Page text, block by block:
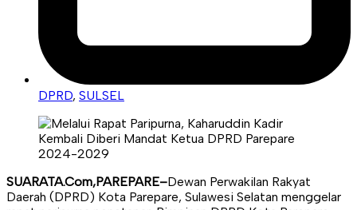
DPRD, SULSEL
SUARATA.Com,PAREPARE–Dewan Perwakilan Rakyat
Daerah (DPRD) Kota Parepare, Sulawesi Selatan menggelar